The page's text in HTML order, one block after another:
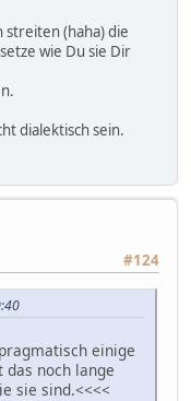
streiten (haha) die
wie Du sie Dir
dialektisch sein.
#124
einige
noch lange
sie sind.<<<<